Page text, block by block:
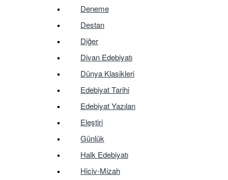
Deneme
Destan
Diğer
Divan Edebiyatı
Dünya Klasikleri
Edebiyat Tarihi
Edebiyat Yazıları
Eleştiri
Günlük
Halk Edebiyatı
Hiciv-Mizah